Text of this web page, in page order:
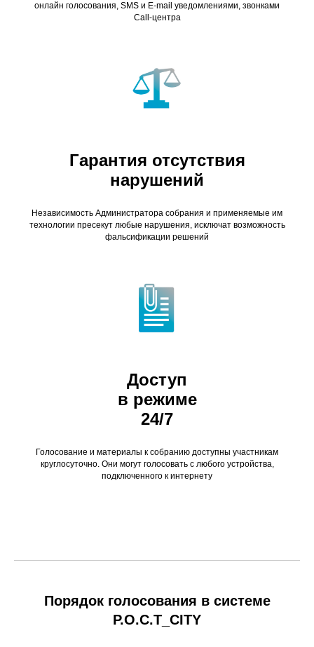
онлайн голосования, SMS и E-mail уведомлениями, звонками
Call-центра
Гарантия отсутствия
нарушений
Независимость Администратора собрания и применяемые им
технологии пресекут любые нарушения, исключат возможность
фальсификации решений
Доступ
в режиме
24/7
Голосование и материалы к собранию доступны участникам
круглосуточно. Они могут голосовать с любого устройства,
подключенного к интернету
Порядок голосования в системе
Р.О.С.Т_CITY